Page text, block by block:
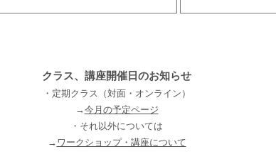
クラス、講座開催日のお知らせ
・定期クラス（対面・オンライン）
→今月の予定ページ
・それ以外については
→ ワークショップ・講座について